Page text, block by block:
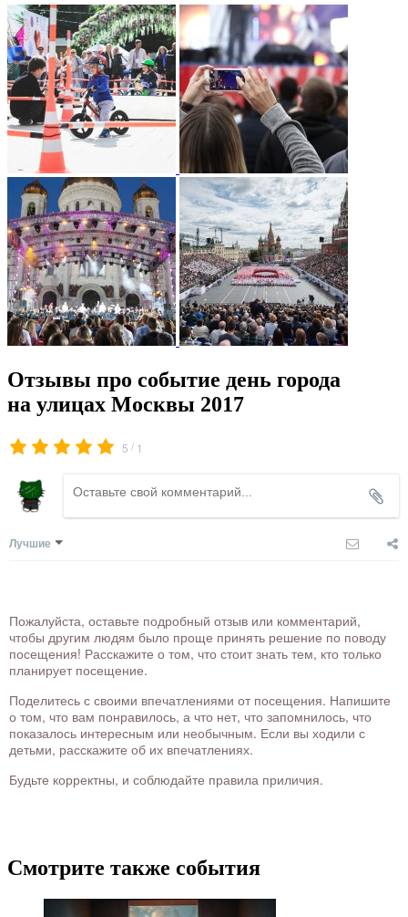
Отзывы про событие день города
на улицах Москвы 2017
5 / 1
Лучшие
Пожалуйста, оставьте подробный отзыв или комментарий,
чтобы другим людям было проще принять решение по поводу
посещения! Расскажите о том, что стоит знать тем, кто только
планирует посещение.
Поделитесь с своими впечатлениями от посещения. Напишите
о том, что вам понравилось, а что нет, что запомнилось, что
показалось интересным или необычным. Если вы ходили с
детьми, расскажите об их впечатлениях.
Будьте корректны, и соблюдайте правила приличия.
Смотрите также события